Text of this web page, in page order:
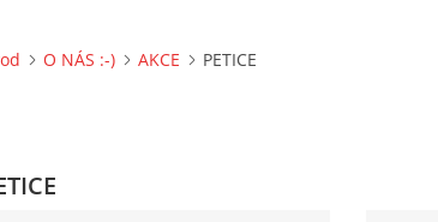
O NÁS :-) AKCE PETICE